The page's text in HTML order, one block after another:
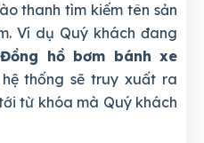
thanh tìm kiếm tên sản
Ví dụ Quý khách đang
hồ bơm bánh xe
thống sẽ truy xuất ra
từ khóa mà Quý khách